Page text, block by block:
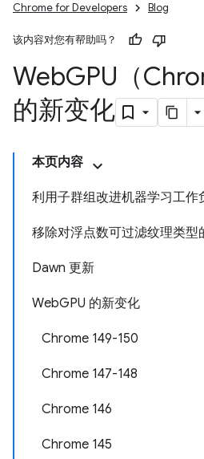
Chrome for Developers Blog
该内容对您有帮助吗？
WebGPU（
的新变化
本页内容
利用子群组改进机器学习工作
移除对浮点数可过滤纹理类型
Dawn 更新
WebGPU 的新变化
Chrome 149-150
Chrome 147-148
Chrome 146
Chrome 145